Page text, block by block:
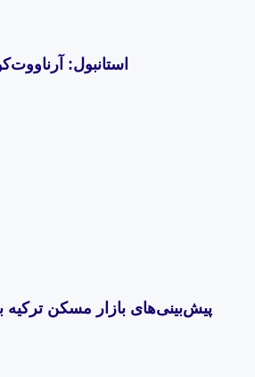
استانبول:
پیش‌بینی‌های بازار مسکن ترکیه